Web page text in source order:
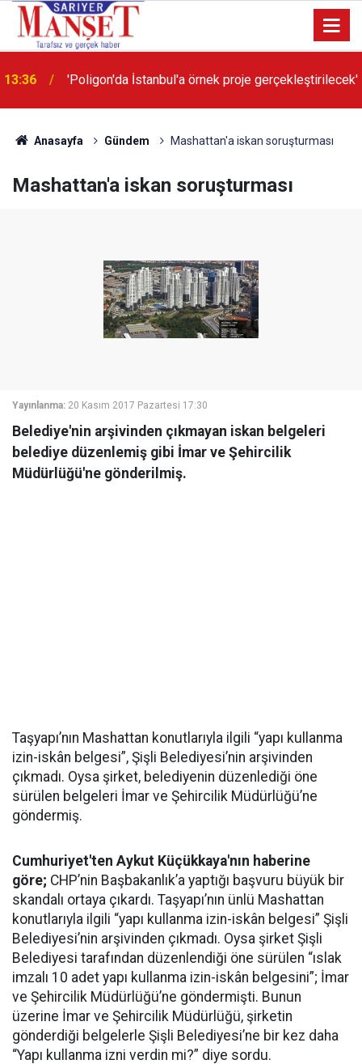
13:36 'Poligon'da İstanbul'a örnek proje gerçekleştirilecek'
Anasayfa Gündem Mashattan'a iskan soruşturması
Mashattan'a iskan soruşturması
Yayınlanma: 20 Kasım 2017 Pazartesi 17:30
Belediye'nin arşivinden çıkmayan iskan belgeleri
belediye düzenlemiş gibi İmar ve Şehircilik
Müdürlüğü'ne gönderilmiş.
Taşyapı’nın Mashattan konutlarıyla ilgili “yapı kullanma
izin-iskân belgesi”, Şişli Belediyesi’nin arşivinden
çıkmadı. Oysa şirket, belediyenin düzenlediği öne
sürülen belgeleri İmar ve Şehircilik Müdürlüğü’ne
göndermiş.
Cumhuriyet'ten Aykut Küçükkaya'nın haberine
göre; CHP’nin Başbakanlık’a yaptığı başvuru büyük bir
skandalı ortaya çıkardı. Taşyapı’nın ünlü Mashattan
konutlarıyla ilgili “yapı kullanma izin-iskân belgesi” Şişli
Belediyesi’nin arşivinden çıkmadı. Oysa şirket Şişli
Belediyesi tarafından düzenlendiği öne sürülen “ıslak
imzalı 10 adet yapı kullanma izin-iskân belgesini”; İmar
ve Şehircilik Müdürlüğü’ne göndermişti. Bunun
üzerine İmar ve Şehircilik Müdürlüğü, şirketin
gönderdiği belgelerle Şişli Belediyesi’ne bir kez daha
“Yapı kullanma izni verdin mi?” diye sordu.